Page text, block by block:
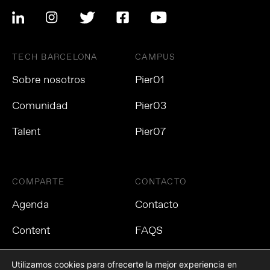
TECH BARCELONA
Sobre nosotros
Comunidad
Talent
CAMPUS
Pier01
Pier03
Pier07
COMPARTE
Agenda
Content
CONTACTO
Contacto
FAQS
Utilizamos cookies para ofrecerte la mejor experiencia en